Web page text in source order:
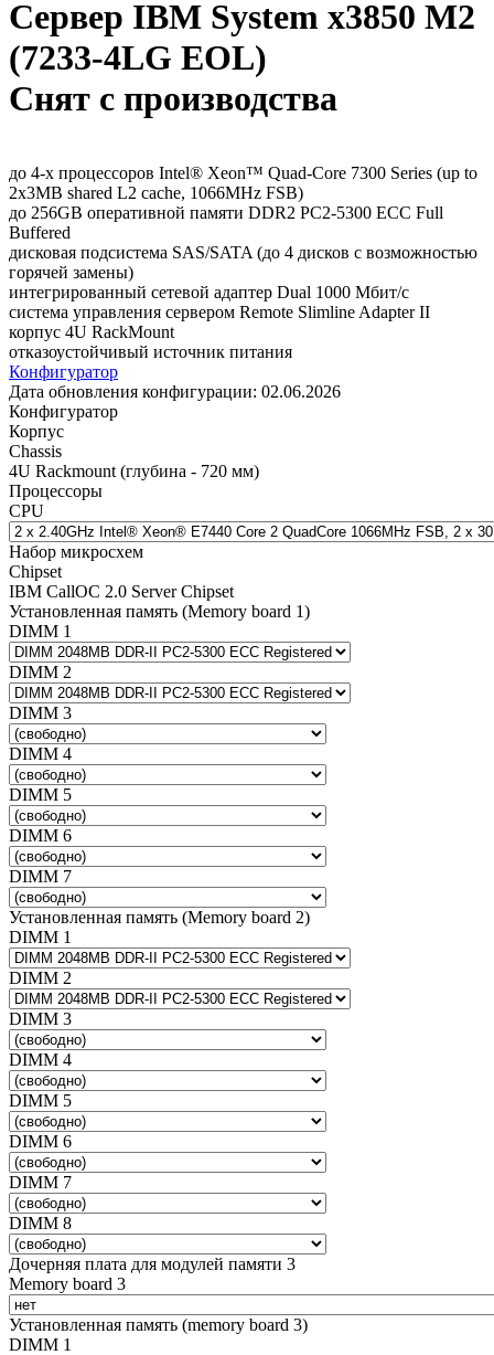
Сервер IBM System x3850 M2
(7233-4LG EOL)
Снят с производства
до 4-х процессоров Intel® Xeon™ Quad-Core 7300 Series (up to
2x3MB shared L2 cache, 1066MHz FSB)
до 256GB оперативной памяти DDR2 PC2-5300 ECC Full
Buffered
дисковая подсистема SAS/SATA (до 4 дисков с возможностью
горячей замены)
интегрированный сетевой адаптер Dual 1000 Мбит/с
система управления сервером Remote Slimline Adapter II
корпус 4U RackMount
отказоустойчивый источник питания
Конфигуратор
Дата обновления конфигурации: 02.06.2026
Конфигуратор
Корпус
Chassis
4U Rackmount (глубина - 720 мм)
Процессоры
CPU
Набор микросхем
Chipset
IBM CallOC 2.0 Server Chipset
Установленная память (Memory board 1)
DIMM 1
DIMM 2
DIMM 3
DIMM 4
DIMM 5
DIMM 6
DIMM 7
Установленная память (Memory board 2)
DIMM 1
DIMM 2
DIMM 3
DIMM 4
DIMM 5
DIMM 6
DIMM 7
DIMM 8
Дочерняя плата для модулей памяти 3
Memory board 3
Установленная память (memory board 3)
DIMM 1